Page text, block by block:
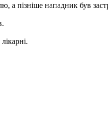
а пізніше нападник був